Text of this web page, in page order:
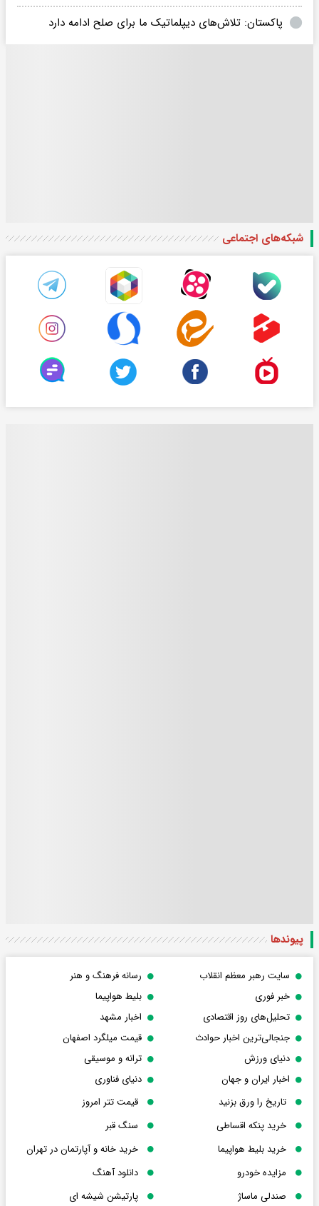
پاکستان: تلاش‌های دیپلماتیک ما برای صلح ادامه دارد
شبکه‌های اجتماعی
پیوندها
سایت رهبر معظم انقلاب
رسانه فرهنگ و هنر
خبر فوری
بلیط هواپیما
تحلیل‌های روز اقتصادی
اخبار مشهد
جنجالی‌ترین اخبار حوادث
قیمت میلگرد اصفهان
دنیای ورزش
ترانه و موسیقی
اخبار ایران و جهان
دنیای فناوری
تاریخ را ورق بزنید
قیمت تتر امروز
خرید پنکه اقساطی
سنگ قبر
خرید بلیط هواپیما
خرید خانه و آپارتمان در تهران
مزایده خودرو
دانلود آهنگ
صندلی ماساژ
پارتیشن شیشه ای